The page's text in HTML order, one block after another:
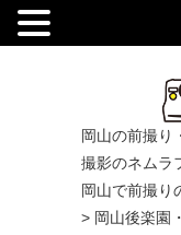
岡山の前撮り
撮影のネムラ
岡山で前撮り
> 岡山後楽園